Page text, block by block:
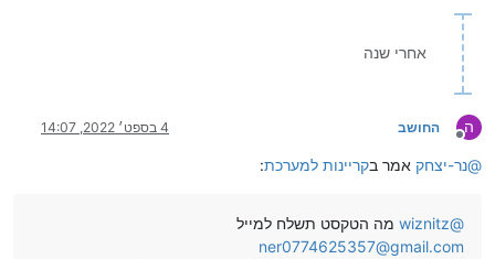
אחרי שנה
ה
מנותק
החושב 4 בספט׳ 2022, 14:07
@נר-יצחק אמר בקריינות למערכת:
@
wiznitz מה הטקסט תשלח למייל
ner0774625357@gmail.com